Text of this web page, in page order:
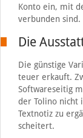
Konto ein, mit
verbunden sind.
Die
Die günstige
teuer erkauft.
Softwareseitig
der Tolino nicht
Textnotiz zu
scheitert.